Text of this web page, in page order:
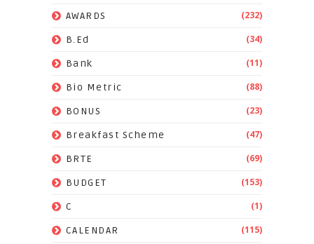
AWARDS (232)
B.Ed (34)
Bank (11)
Bio Metric (88)
BONUS (23)
Breakfast Scheme (47)
BRTE (69)
BUDGET (153)
C (1)
CALENDAR (115)